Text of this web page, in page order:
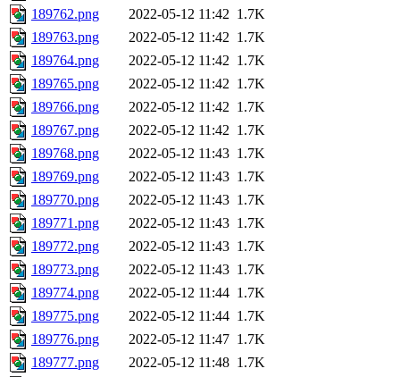
189762.png
2022-05-12 11:42 1.7K
189763.png
2022-05-12 11:42 1.7K
189764.png
2022-05-12 11:42 1.7K
189765.png
2022-05-12 11:42 1.7K
189766.png
2022-05-12 11:42 1.7K
189767.png
2022-05-12 11:42 1.7K
189768.png
2022-05-12 11:43 1.7K
189769.png
2022-05-12 11:43 1.7K
189770.png
2022-05-12 11:43 1.7K
189771.png
2022-05-12 11:43 1.7K
189772.png
2022-05-12 11:43 1.7K
189773.png
2022-05-12 11:43 1.7K
189774.png
2022-05-12 11:44 1.7K
189775.png
2022-05-12 11:44 1.7K
189776.png
2022-05-12 11:47 1.7K
189777.png
2022-05-12 11:48 1.7K